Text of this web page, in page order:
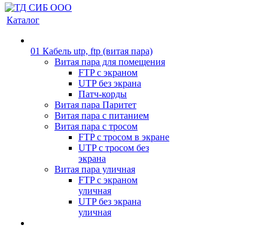
Каталог
01 Кабель utp, ftp (витая пара)
Витая пара для помещения
FTP с экраном
UTP без экрана
Патч-корды
Витая пара Паритет
Витая пара с питанием
Витая пара с тросом
FTP с тросом в экране
UTP с тросом без
экрана
Витая пара уличная
FTP с экраном
уличная
UTP без экрана
уличная